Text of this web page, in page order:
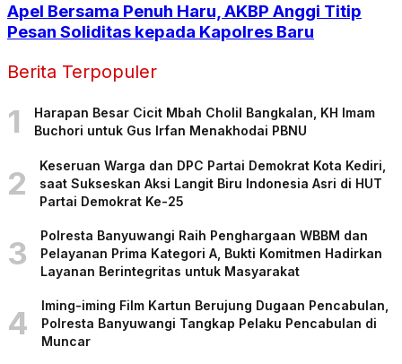
Apel Bersama Penuh Haru, AKBP Anggi Titip
Pesan Soliditas kepada Kapolres Baru
Berita Terpopuler
1
Harapan Besar Cicit Mbah Cholil Bangkalan, KH Imam
Buchori untuk Gus Irfan Menakhodai PBNU
2
Keseruan Warga dan DPC Partai Demokrat Kota Kediri,
saat Sukseskan Aksi Langit Biru Indonesia Asri di HUT
Partai Demokrat Ke-25
3
Polresta Banyuwangi Raih Penghargaan WBBM dan
Pelayanan Prima Kategori A, Bukti Komitmen Hadirkan
Layanan Berintegritas untuk Masyarakat
4
Iming-iming Film Kartun Berujung Dugaan Pencabulan,
Polresta Banyuwangi Tangkap Pelaku Pencabulan di
Muncar